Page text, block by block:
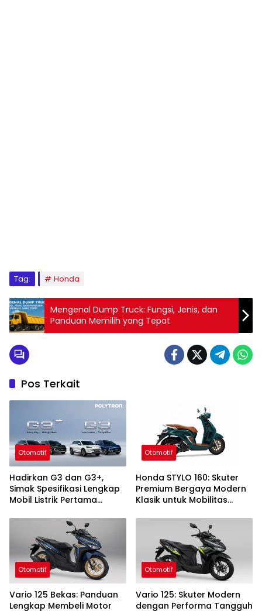
Tag: Honda
Mengenal Dump Truck: Fungsi, Jenis, dan
Panduan Memilih yang Tepat
Pos Terkait
Otomotif
Hadirkan G3 dan G3+,
Simak Spesifikasi Lengkap
Mobil Listrik Pertama
Otomotif
Honda STYLO 160: Skuter
Premium Bergaya Modern
Klasik untuk Mobilitas
Otomotif
Vario 125 Bekas: Panduan
Lengkap Membeli Motor
Otomotif
Vario 125: Skuter Modern
dengan Performa Tangguh